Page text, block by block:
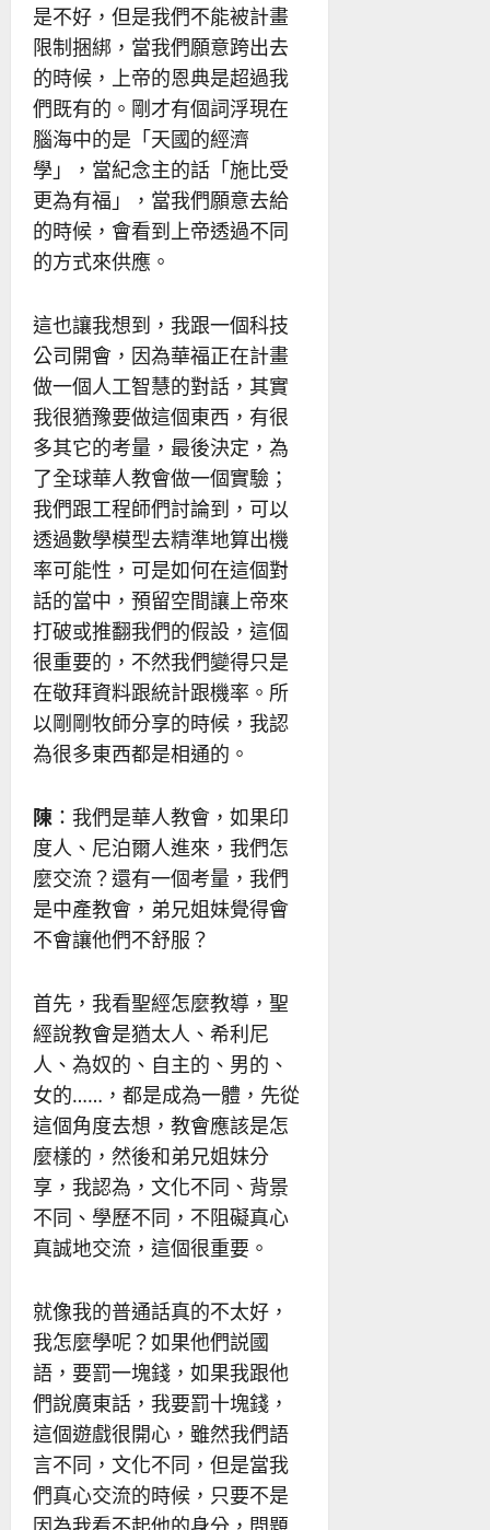
是不好，但是我們不能被計畫
限制捆綁，當我們願意跨出去
的時候，上帝的恩典是超過我
們既有的。剛才有個詞浮現在
腦海中的是「天國的經濟
學」，當紀念主的話「施比受
更為有福」，當我們願意去給
的時候，會看到上帝透過不同
的方式來供應。
這也讓我想到，我跟一個科技
公司開會，因為華福正在計畫
做一個人工智慧的對話，其實
我很猶豫要做這個東西，有很
多其它的考量，最後決定，為
了全球華人教會做一個實驗；
我們跟工程師們討論到，可以
透過數學模型去精準地算出機
率可能性，可是如何在這個對
話的當中，預留空間讓上帝來
打破或推翻我們的假設，這個
很重要的，不然我們變得只是
在敬拜資料跟統計跟機率。所
以剛剛牧師分享的時候，我認
為很多東西都是相通的。
陳 ：我們是華人教會，如果印
度人、尼泊爾人進來，我們怎
麼交流？還有一個考量，我們
是中產教會，弟兄姐妹覺得會
不會讓他們不舒服？
首先，我看聖經怎麼教導，聖
經說教會是猶太人、希利尼
人、為奴的、自主的、男的、
女的……，都是成為一體，先從
這個角度去想，教會應該是怎
麼樣的，然後和弟兄姐妹分
享，我認為，文化不同、背景
不同、學歷不同，不阻礙真心
真誠地交流，這個很重要。
就像我的普通話真的不太好，
我怎麼學呢？如果他們説國
語，要罰一塊錢，如果我跟他
們說廣東話，我要罰十塊錢，
這個遊戲很開心，雖然我們語
言不同，文化不同，但是當我
們真心交流的時候，只要不是